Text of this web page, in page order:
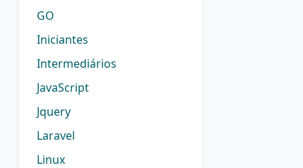
GO
Iniciantes
Intermediários
JavaScript
Jquery
Laravel
Linux